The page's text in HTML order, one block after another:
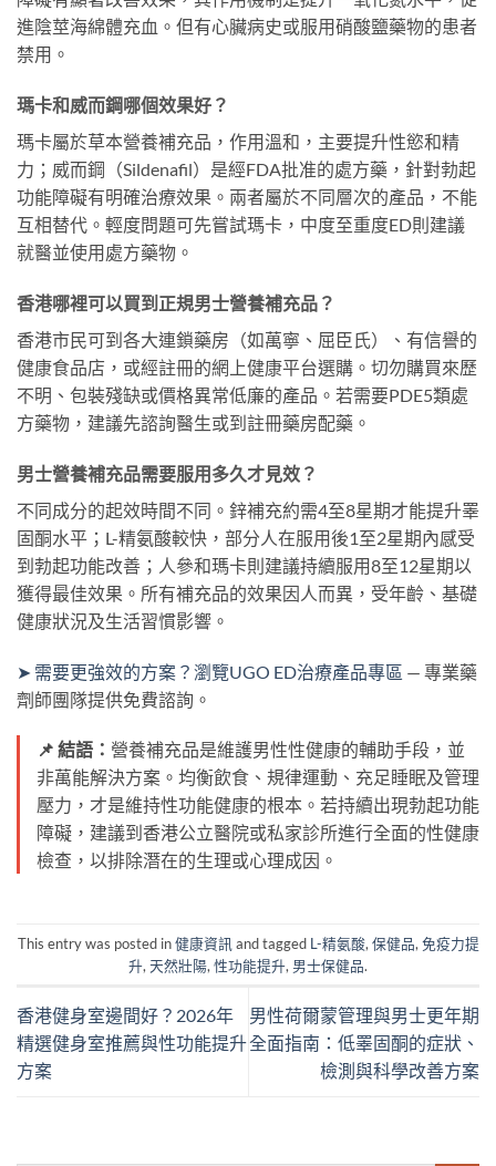
進陰莖海綿體充血。但有心臟病史或服用硝酸鹽藥物的患者
禁用。
瑪卡和威而鋼哪個效果好？
瑪卡屬於草本營養補充品，作用溫和，主要提升性慾和精
力；威而鋼（Sildenafil）是經FDA批准的處方藥，針對勃起
功能障礙有明確治療效果。兩者屬於不同層次的產品，不能
互相替代。輕度問題可先嘗試瑪卡，中度至重度ED則建議
就醫並使用處方藥物。
香港哪裡可以買到正規男士營養補充品？
香港市民可到各大連鎖藥房（如萬寧、屈臣氏）、有信譽的
健康食品店，或經註冊的網上健康平台選購。切勿購買來歷
不明、包裝殘缺或價格異常低廉的產品。若需要PDE5類處
方藥物，建議先諮詢醫生或到註冊藥房配藥。
男士營養補充品需要服用多久才見效？
不同成分的起效時間不同。鋅補充約需4至8星期才能提升睪
固酮水平；L-精氨酸較快，部分人在服用後1至2星期內感受
到勃起功能改善；人參和瑪卡則建議持續服用8至12星期以
獲得最佳效果。所有補充品的效果因人而異，受年齡、基礎
健康狀況及生活習慣影響。
➤ 需要更強效的方案？瀏覽UGO ED治療產品專區 — 專業藥
劑師團隊提供免費諮詢。
📌 結語： 營養補充品是維護男性性健康的輔助手段，並
非萬能解決方案。均衡飲食、規律運動、充足睡眠及管理
壓力，才是維持性功能健康的根本。若持續出現勃起功能
障礙，建議到香港公立醫院或私家診所進行全面的性健康
檢查，以排除潛在的生理或心理成因。
This entry was posted in健康資訊 and tagged L-精氨酸, 保健品, 免疫力提
升, 天然壯陽, 性功能提升, 男士保健品.
香港健身室邊間好？2026年
精選健身室推薦與性功能提升
方案
男性荷爾蒙管理與男士更年期
全面指南：低睪固酮的症狀、
檢測與科學改善方案